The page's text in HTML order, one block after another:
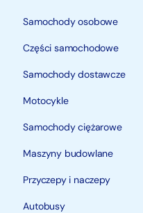
Samochody osobowe
Części samochodowe
Samochody dostawcze
Motocykle
Samochody ciężarowe
Maszyny budowlane
Przyczepy i naczepy
Autobusy